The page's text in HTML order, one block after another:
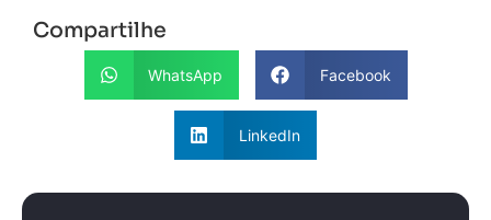
Compartilhe
WhatsApp Facebook
LinkedIn